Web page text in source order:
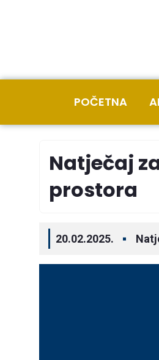
POČETNA
Natječaj
prostora
20.02.2025.